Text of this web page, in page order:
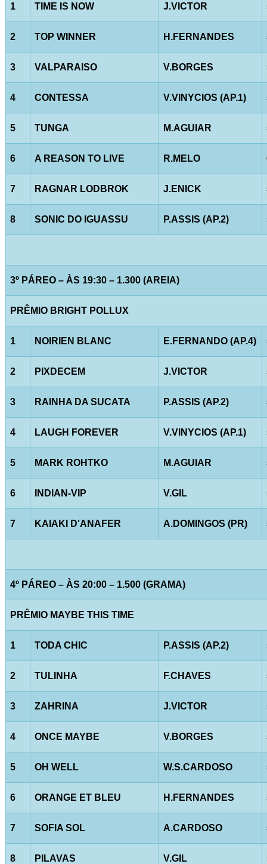
1 TIME IS NOW J.VICTOR
2 TOP WINNER H.FERNANDES
3 VALPARAISO V.BORGES
4 CONTESSA V.VINYCIOS (AP.1)
5 TUNGA M.AGUIAR
6 A REASON TO LIVE R.MELO
7 RAGNAR LODBROK J.ENICK
8 SONIC DO IGUASSU P.ASSIS (AP.2)
3º PÁREO – ÀS 19:30 – 1.300 (AREIA)
PRÊMIO BRIGHT POLLUX
1 NOIRIEN BLANC E.FERNANDO (AP.4)
2 PIXDECEM J.VICTOR
3 RAINHA DA SUCATA P.ASSIS (AP.2)
4 LAUGH FOREVER V.VINYCIOS (AP.1)
5 MARK ROHTKO M.AGUIAR
6 INDIAN-VIP V.GIL
7 KAIAKI D'ANAFER A.DOMINGOS (PR)
4º PÁREO – ÀS 20:00 – 1.500 (GRAMA)
PRÊMIO MAYBE THIS TIME
1 TODA CHIC P.ASSIS (AP.2)
2 TULINHA F.CHAVES
3 ZAHRINA J.VICTOR
4 ONCE MAYBE V.BORGES
5 OH WELL W.S.CARDOSO
6 ORANGE ET BLEU H.FERNANDES
7 SOFIA SOL A.CARDOSO
8 PILAVAS V.GIL